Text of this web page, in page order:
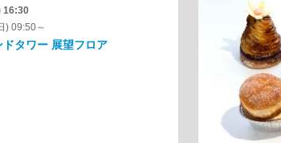
16:30
) 09:50～
タワー 展望フロア